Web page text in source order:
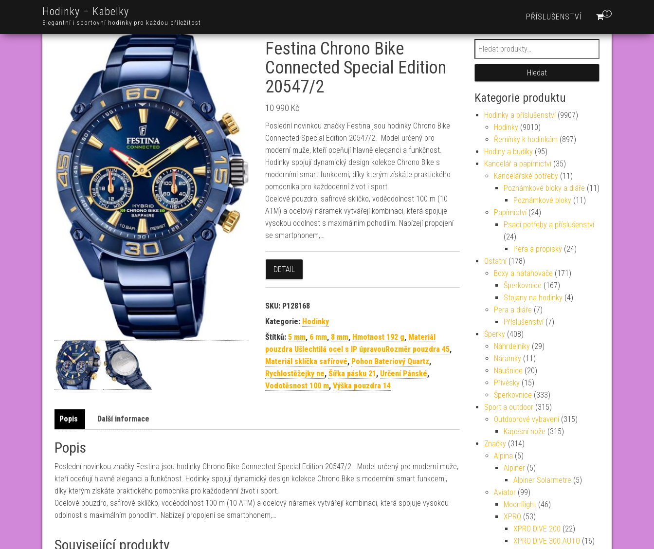
Hodinky – Kabelky
Elegantní i sportovní hodinky pro každou příležitost
0
PŘÍSLUŠENSTVÍ
Festina Chrono Bike
Connected Special Edition
20547/2
10 990 Kč
Poslední novinkou značky Festina jsou hodinky Chrono Bike
Connected Special Edition 20547/2. Model určený pro
moderní muže, kteří oceňují hlavně eleganci a funkčnost.
Hodinky spojují dynamický design kolekce Chrono Bike s
moderními smart funkcemi, díky kterým získáte praktického
pomocníka pro každodenní život i sport.
Ocelové pouzdro, safírové sklíčko, voděodolnost 100 m (10
ATM) a ocelový náramek vytvářejí kombinaci, která spojuje
vysokou odolnost s maximálním pohodlím. Nabízejí propojení
se smartphonem,…
DETAIL
SKU: P128168
Kategorie: Hodinky
Štítků: 5 mm, 6 mm, 8 mm, Hmotnost 192 g, Materiál
pouzdra Ušlechtilá ocel s IP úpravouRozměr pouzdra 45,
Materiál sklíčka safírové, Pohon Bateriový Quartz,
Rychlostěžejky ne, Šířka pásku 21, Určení Pánské,
Vodotěsnost 100 m, Výška pouzdra 14
Popis Další informace
Popis
Poslední novinkou značky Festina jsou hodinky Chrono Bike Connected Special Edition 20547/2. Model určený pro moderní muže,
kteří oceňují hlavně eleganci a funkčnost. Hodinky spojují dynamický design kolekce Chrono Bike s moderními smart funkcemi,
díky kterým získáte praktického pomocníka pro každodenní život i sport.
Ocelové pouzdro, safírové sklíčko, voděodolnost 100 m (10 ATM) a ocelový náramek vytvářejí kombinaci, která spojuje vysokou
odolnost s maximálním pohodlím. Nabízejí propojení se smartphonem,…
Související produkty
Hledat:
Hledat
Kategorie produktu
Hodinky a příslušenství (9907)
Hodinky (9010)
Řemínky k hodinkám (897)
Hodiny a budíky (95)
Kancelář a papírnictví (35)
Kancelářské potřeby (11)
Poznámkové bloky a diáře (11)
Poznámkové bloky (11)
Papírnictví (24)
Psací potřeby a příslušenství
(24)
Pera a propisky (24)
Ostatní (178)
Boxy a natahovače (171)
Šperkovnice (167)
Stojany na hodinky (4)
Pera a diáře (7)
Příslušenství (7)
Šperky (408)
Náhrdelníky (29)
Náramky (11)
Náušnice (20)
Přívěsky (15)
Šperkovnice (333)
Sport a outdoor (315)
Outdoorové vybavení (315)
Kapesní nože (315)
Značky (314)
Alpina (5)
Alpiner (5)
Alpiner Solarmetre (5)
Aviator (99)
Moonflight (46)
XPRO (53)
XPRO DIVE 200 (22)
XPRO DIVE 300 AUTO (16)